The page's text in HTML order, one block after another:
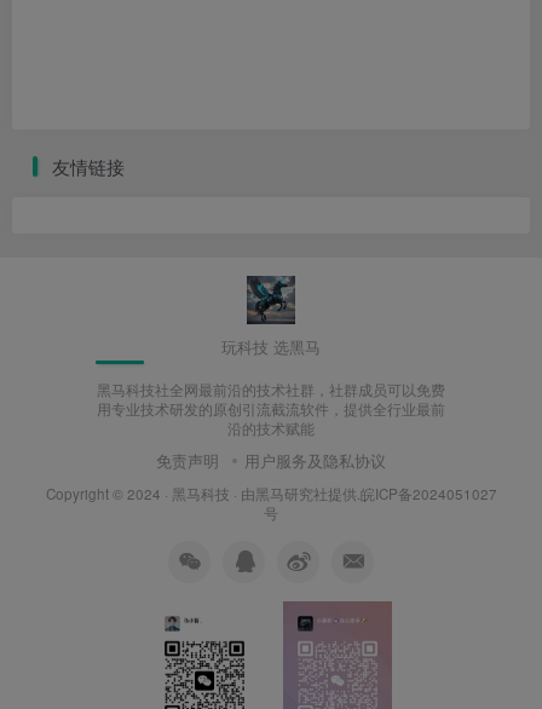
友情链接
玩科技 选黑马
黑马科技社全网最前沿的技术社群，社群成员可以免费
用专业技术研发的原创引流截流软件，提供全行业最前
沿的技术赋能
免责声明 用户服务及隐私协议
Copyright © 2024 · 黑马科技 · 由黑马研究社提供.皖ICP备2024051027
号